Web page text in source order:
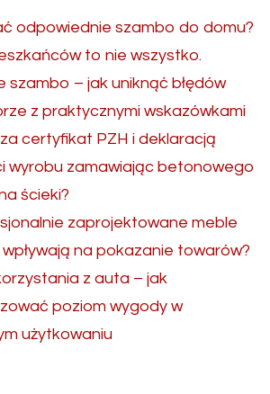
odpowiednie szambo do domu?
to nie wszystko.
szambo – jak uniknąć błędów
z praktycznymi wskazówkami
certyfikat PZH i deklaracją
wyrobu zamawiając betonowego
ścieki?
zaprojektowane meble
na pokazanie towarów?
z auta – jak
poziom wygody w
użytkowaniu